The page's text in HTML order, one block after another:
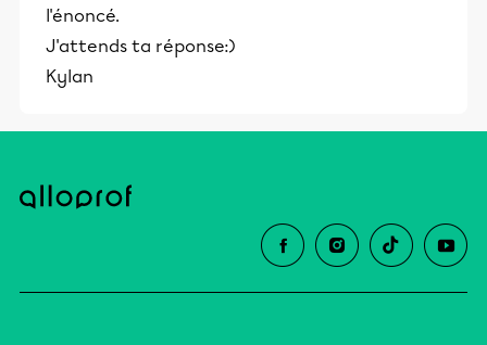
l'énoncé.
J'attends ta réponse:)
Kylan